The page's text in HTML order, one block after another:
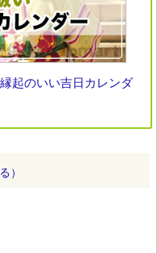
起のいい吉日カレンダ
）